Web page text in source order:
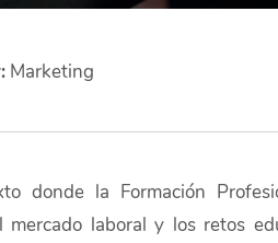
Marketing
donde la Formación
mercado laboral y los retos